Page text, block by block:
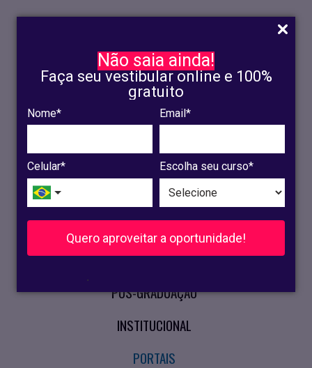
Não saia ainda!
Faça seu vestibular online e 100%
gratuito
Nome* Email*
Celular* Escolha seu curso*
Quero aproveitar a oportunidade!
.
INSCRIÇÃO
OLINDA
RECIFE
VESTIBULAR
CURSOS PRESENCIAIS
PÓS-GRADUAÇÃO
INSTITUCIONAL
PORTAIS